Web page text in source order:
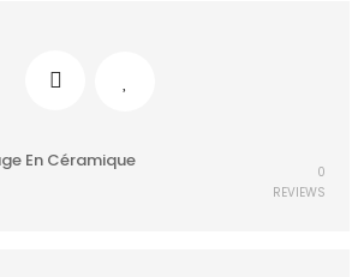
En Céramique
0
REVIEWS